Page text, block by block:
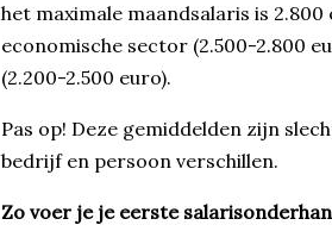
het maximale maandsalaris is
economische sector (2.500-2.800
(2.200-2.500 euro).
Pas op! Deze gemiddelden zijn
bedrijf en persoon verschillen.
Zo voer je je eerste